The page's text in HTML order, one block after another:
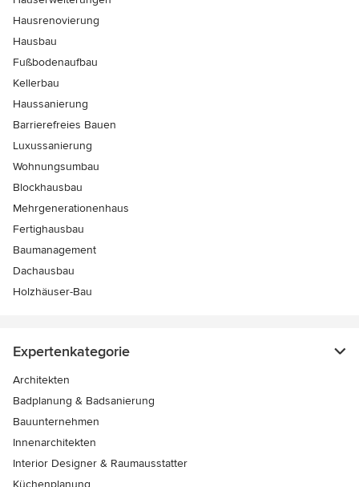
Hausrenovierung
Hausbau
Fußbodenaufbau
Kellerbau
Haussanierung
Barrierefreies Bauen
Luxussanierung
Wohnungsumbau
Blockhausbau
Mehrgenerationenhaus
Fertighausbau
Baumanagement
Dachausbau
Holzhäuser-Bau
Expertenkategorie
Architekten
Badplanung & Badsanierung
Bauunternehmen
Innenarchitekten
Interior Designer & Raumausstatter